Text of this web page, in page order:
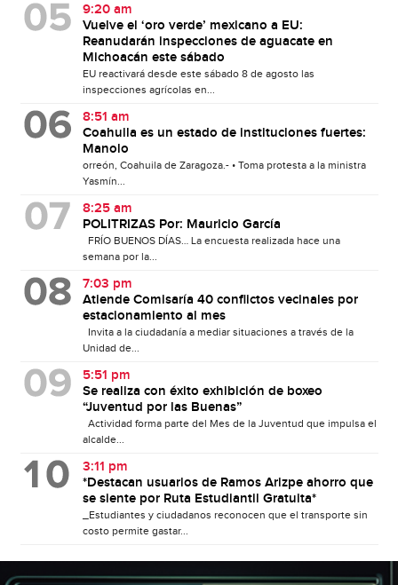
9:20 am
Vuelve el ‘oro verde’ mexicano a EU:
Reanudarán inspecciones de aguacate en
Michoacán este sábado
EU reactivará desde este sábado 8 de agosto las
inspecciones agrícolas en...
8:51 am
Coahuila es un estado de instituciones fuertes:
Manolo
orreón, Coahuila de Zaragoza.- • Toma protesta a la ministra
Yasmín...
8:25 am
POLITRIZAS Por: Mauricio García
FRÍO BUENOS DÍAS… La encuesta realizada hace una
semana por la...
7:03 pm
Atiende Comisaría 40 conflictos vecinales por
estacionamiento al mes
Invita a la ciudadanía a mediar situaciones a través de la
Unidad de...
5:51 pm
Se realiza con éxito exhibición de boxeo
“Juventud por las Buenas”
Actividad forma parte del Mes de la Juventud que impulsa el
alcalde...
3:11 pm
*Destacan usuarios de Ramos Arizpe ahorro que
se siente por Ruta Estudiantil Gratuita*
_Estudiantes y ciudadanos reconocen que el transporte sin
costo permite gastar...